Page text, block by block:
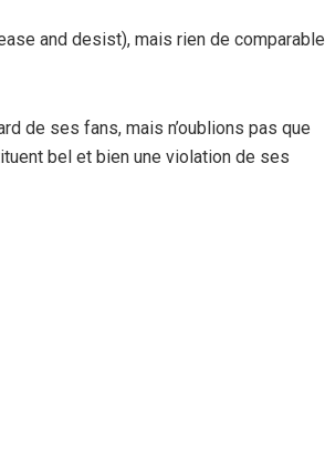
and desist), mais rien de comparable
de ses fans, mais n’oublions pas que
bel et bien une violation de ses